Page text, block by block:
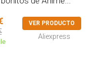
VER PRODUCTO
Aliexpress